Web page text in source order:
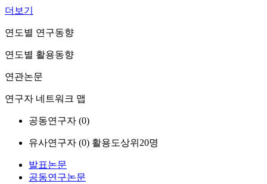
더보기
연도별 연구동향
연도별 활용동향
연관논문
연구자 네트워크 맵
공동연구자 (0)
유사연구자 (0) 활용도상위20명
발표논문
공동연구논문